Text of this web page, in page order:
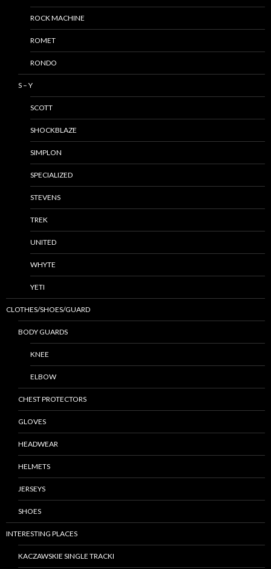
ROCK MACHINE
ROMET
RONDO
S – Y
SCOTT
SHOCKBLAZE
SIMPLON
SPECIALIZED
STEVENS
TREK
UNITED
WHYTE
YETI
CLOTHES/SHOES/GUARD
BODY GUARDS
KNEE
ELBOW
CHEST PROTECTORS
GLOVES
HEADWEAR
HELMETS
JERSEYS
SHOES
INTERESTING PLACES
KACZAWSKIE SINGLE TRACKI